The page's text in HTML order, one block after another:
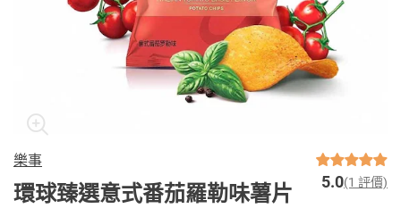
樂事
環球臻選意式番茄羅勒味薯片 5.0(1 評價)